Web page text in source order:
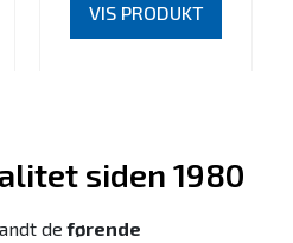
VIS PRODUKT
siden 1980
de førende